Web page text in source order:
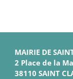
MAIRIE DE
2 Place de la
38110 SAINT